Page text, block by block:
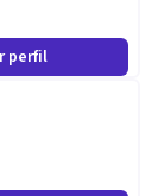
perfil